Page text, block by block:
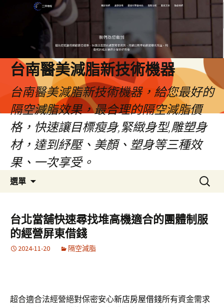
台南醫美減脂新技術機器
台南醫美減脂新技術機器，給您最好的
隔空減脂效果，最合理的隔空減脂價
格，快速讓目標瘦身,緊緻身型,雕塑身
材，達到紓壓、美顏、塑身等三種效
果、一次享受。
選單
容
搜
尋
鍵
字:
台北當舖快速尋找堆高機適合的團體制服
的經營屏東借錢
2024-11-20 隔空減脂
超合適合法經營絕對保密安心新店房屋借錢所有資金需求